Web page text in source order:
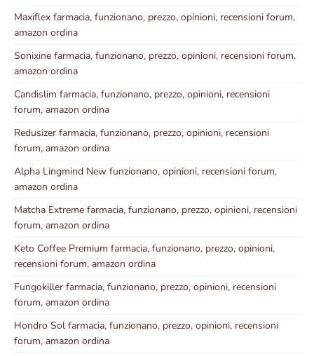
Maxiflex farmacia, funzionano, prezzo, opinioni, recensioni forum,
amazon ordina
Sonixine farmacia, funzionano, prezzo, opinioni, recensioni forum,
amazon ordina
Candislim farmacia, funzionano, prezzo, opinioni, recensioni
forum, amazon ordina
Redusizer farmacia, funzionano, prezzo, opinioni, recensioni
forum, amazon ordina
Alpha Lingmind New funzionano, opinioni, recensioni forum,
amazon ordina
Matcha Extreme farmacia, funzionano, prezzo, opinioni, recensioni
forum, amazon ordina
Keto Coffee Premium farmacia, funzionano, prezzo, opinioni,
recensioni forum, amazon ordina
Fungokiller farmacia, funzionano, prezzo, opinioni, recensioni
forum, amazon ordina
Hondro Sol farmacia, funzionano, prezzo, opinioni, recensioni
forum, amazon ordina